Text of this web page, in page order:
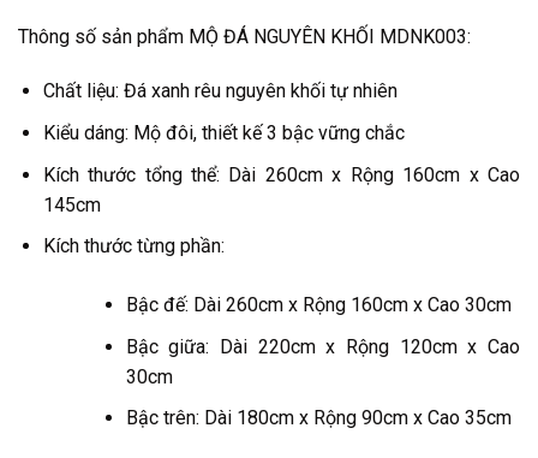
Thông số sản phẩm MỘ ĐÁ NGUYÊN KHỐI MDNK003:
Chất liệu: Đá xanh rêu nguyên khối tự nhiên
Kiểu dáng: Mộ đôi, thiết kế 3 bậc vững chắc
Kích thước tổng thể: Dài 260cm x Rộng 160cm x Cao
145cm
Kích thước từng phần:
Bậc đế: Dài 260cm x Rộng 160cm x Cao 30cm
Bậc giữa: Dài 220cm x Rộng 120cm x Cao
30cm
Bậc trên: Dài 180cm x Rộng 90cm x Cao 35cm